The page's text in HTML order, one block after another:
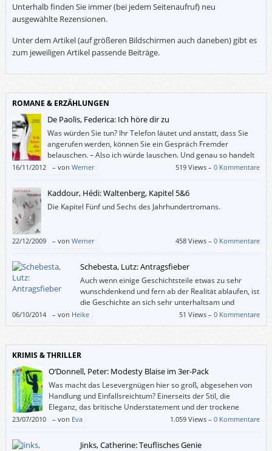
Unterhalb finden Sie immer (bei jedem Seitenaufruf) neu
ausgewählte Rezensionen.
Unter dem Artikel (auf größeren Bildschirmen auch daneben) gibt es
zum jeweiligen Artikel passende Beiträge.
ROMANE & ERZÄHLUNGEN
De Paolis, Federica: Ich höre dir zu
Was würden Sie tun? Ihr Telefon läutet und anstatt, dass Sie
angerufen werden, können Sie ein Gespräch Fremder
belauschen. – Also ich würde lauschen. Und genau so handelt
Diego. – Leider hat De Paolis dieser Figur ein Geheimnis
angedichtet, dessen Enthüllung den guten Eindruck zerstört, den der
Roman auf mich bis dahin gemacht hatte.
16/11/2012 – von Werner 519 Views –0 Kommentare
Kaddour, Hédi: Waltenberg, Kapitel 5&6
Die Kapitel Fünf und Sechs des Jahrhundertromans.
22/12/2009 – von Werner 458 Views –0 Kommentare
Schebesta, Lutz: Antragsfieber
Auch wenn einige Geschichtsteile etwas zu sehr
wunschdenkend und fern ab der Realität ablaufen, ist
die Geschichte an sich sehr unterhaltsam und
einfach vergnüglich. Ein junger Mann im
tollpatschigen Kampf um seine große Liebe – genau das richtige Buch für
06/10/2014 – von Heike 51 Views –0 Kommentare
KRIMIS & THRILLER
O‘Donnell, Peter: Modesty Blaise im 3er-Pack
Was macht das Lesevergnügen hier so groß, abgesehen von
Handlung und Einfallsreichtum? Einerseits der Stil, die
Eleganz, das britische Understatement und der trockene
Humor in der Sprache, andererseits die lebendigen,
glaubwürdigen, dreidimensionalen Figuren.
23/07/2010 – von Eva 1.059 Views –0 Kommentare
Jinks, Catherine: Teuflisches Genie